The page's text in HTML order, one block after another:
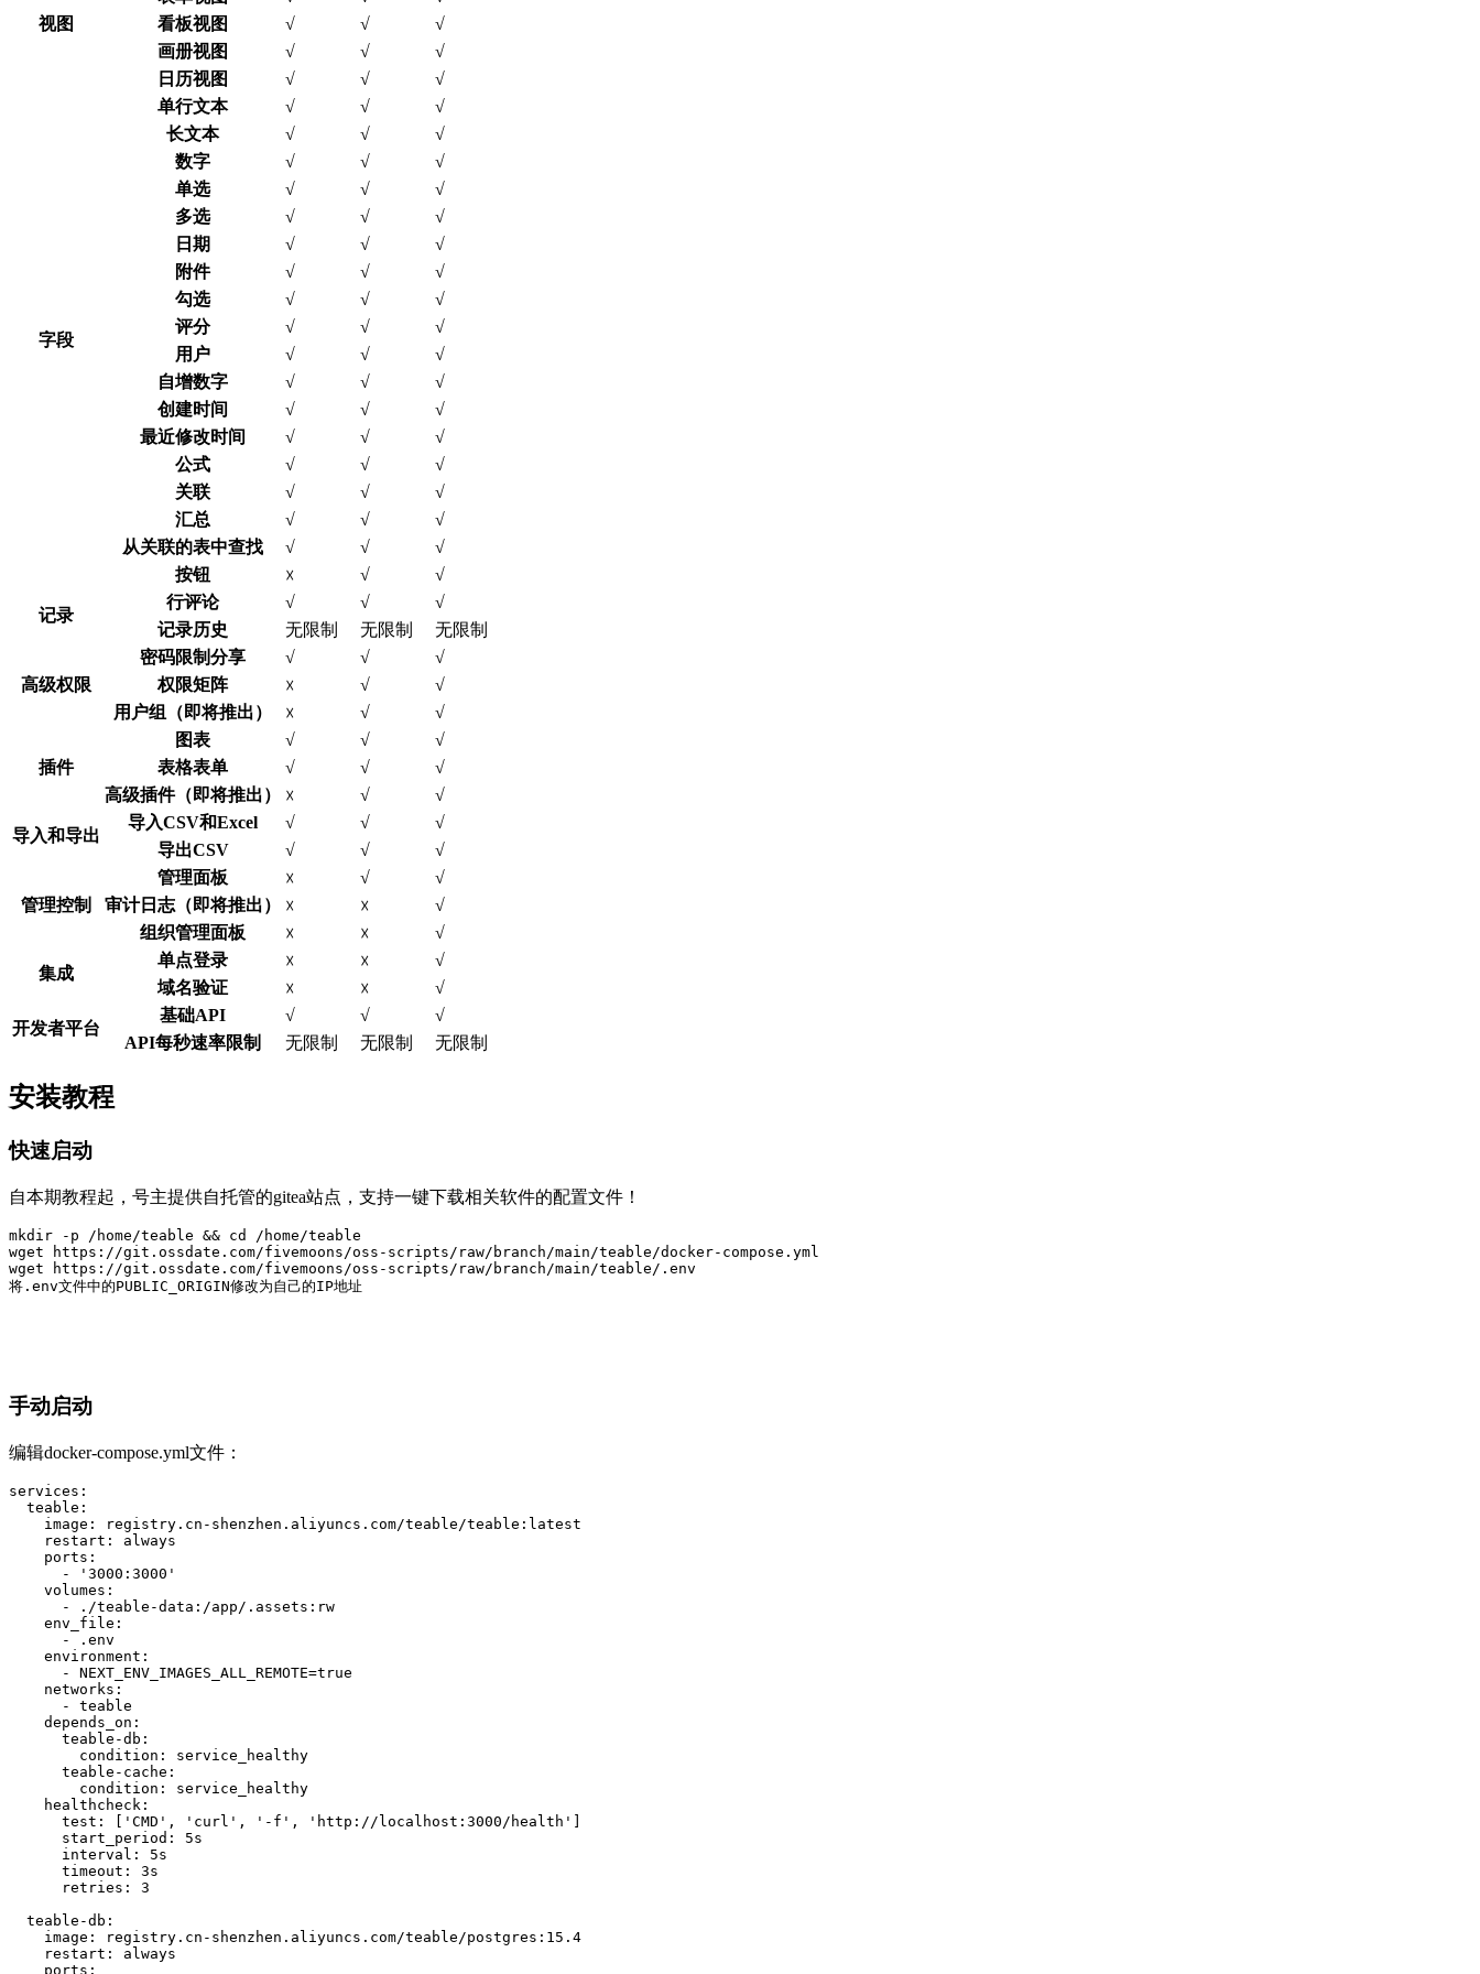
视图
看板视图
√ √
√
画册视图
√ √
√
日历视图
√ √ √
字段
单行文本 √ √
√
长文本
√ √
√
数字
√ √
√
单选
√ √
√
多选
√ √
√
日期
√ √
√
附件
√ √
√
勾选
√ √
√
评分
√ √
√
用户
√ √
√
自增数字
√ √
√
创建时间
√ √
√
最近修改时间
√ √
√
公式
√ √
√
关联
√ √
√
汇总
√ √
√
从关联的表中查找
√ √
√
按钮
☓ √ √
记录
行评论 √ √
√
记录历史
无限制 无限制 无限制
高级权限
密码限制分享 √ √
√
权限矩阵
☓ √
√
用户组（即将推出）
☓ √ √
插件
图表 √ √
√
表格表单
√ √
√
高级插件（即将推出）
☓ √ √
导入和导出
导入CSV和Excel √ √
√
导出CSV
√ √ √
管理控制
管理面板 ☓ √
√
审计日志（即将推出）
☓ ☓
√
组织管理面板
☓ ☓ √
集成
单点登录 ☓ ☓
√
域名验证
☓ ☓ √
开发者平台
基础API √ √
√
API每秒速率限制
无限制 无限制 无限制
安装教程
快速启动
自本期教程起，号主提供自托管的gitea站点，支持一键下载相关软件的配置文件！
mkdir -p / home/teable && cd / home/
wget https: //git.ossdate.com/fivemoons/oss-scripts/ raw/ branch/main/teable/
wget https: //git.ossdate.com/fivemoons/oss-scripts/ raw/ branch/main/teable/ .env
将.env文件中的PUBLIC_ORIGIN修改为自己的IP地址
手动启动
编辑docker-compose.yml文件：
services :
  teable
:
    image
:
registry.cn-shenzhen.aliyuncs.com/teable/teable:latest
    restart
: always
    ports
      - '3000:3000'
    volumes
      - ./teable-data:/app/.assets:rw
    env_file
      - .env
    environment
      - NEXT_ENV_IMAGES_ALL_REMOTE=true
    networks
      - teable
    depends_on
:
      teable-db
:
        condition
: service_healthy
      teable-cache
:
        condition
: service_healthy
    healthcheck
:
      test
: [ 'CMD', 'curl', '-f', 'http://localhost:3000/health' ]
      start_period
: 5s
      interval
: 5s
      timeout
: 3s
      retries
:
  teable-db
:
    image
:
registry.cn-shenzhen.aliyuncs.com/teable/postgres:15.4
    restart
: always
    ports